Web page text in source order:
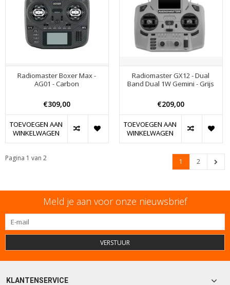
Radiomaster Boxer Max -
AG01 - Carbon
€309,00
TOEVOEGEN AAN
WINKELWAGEN
Radiomaster GX12 - Dual
Band Dual 1W Gemini - Grijs
€209,00
TOEVOEGEN AAN
WINKELWAGEN
Pagina 1 van 2 1 2
Meld je aan voor onze nieuwsbrief
VERSTUUR
KLANTENSERVICE